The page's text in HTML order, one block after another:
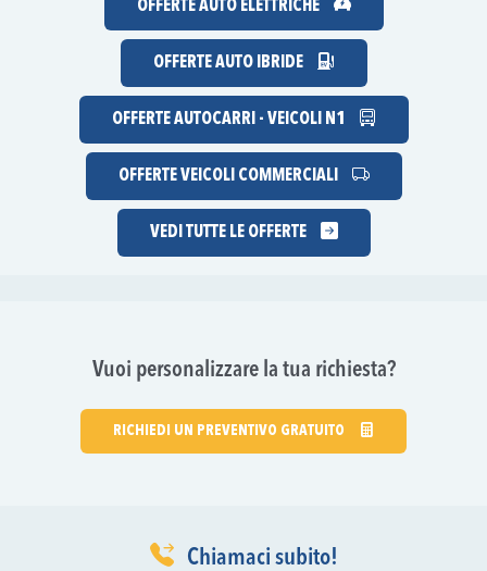
OFFERTE AUTO ELETTRICHE
OFFERTE AUTO IBRIDE
OFFERTE AUTOCARRI - VEICOLI N1
OFFERTE VEICOLI COMMERCIALI
VEDI TUTTE LE OFFERTE
Vuoi personalizzare la tua richiesta?
RICHIEDI UN PREVENTIVO GRATUITO
Chiamaci subito!